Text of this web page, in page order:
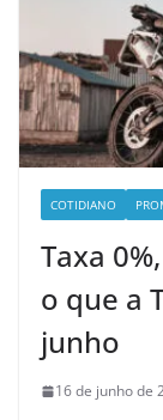
COTIDIANO
Taxa
o que a
junho
16 de junho de